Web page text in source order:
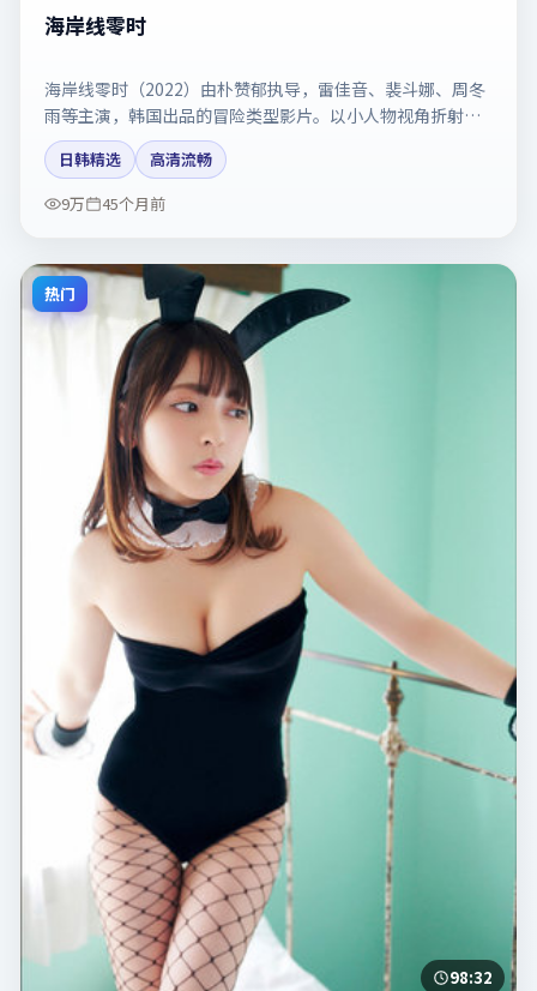
海岸线零时
海岸线零时（2022）由朴赞郁执导，雷佳音、裴斗娜、周冬
雨等主演，韩国出品的冒险类型影片。以小人物视角折射时
代切片。剧情简介与主创信息可供检索参考，上映日期以片
方资料为准。
日韩精选
高清流畅
9万
45个月前
热门
98:32